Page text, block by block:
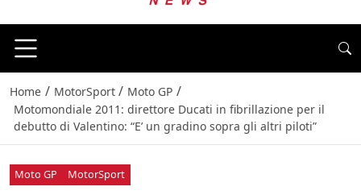
Home / MotorSport / Moto GP /
Motomondiale 2011: direttore Ducati in fibrillazione per il
debutto di Valentino: “E’ un gradino sopra gli altri piloti”
Moto GP MotorSport